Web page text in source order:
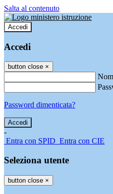
Salta al contenuto
Accedi
Accedi
button close ×
Password dimenticata?
-
Entra con SPID Entra con CIE
Seleziona utente
button close ×